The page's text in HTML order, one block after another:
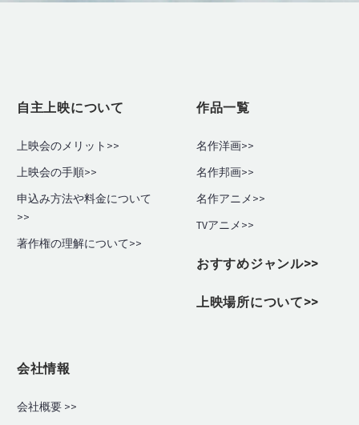
自主上映について
上映会のメリット>>
上映会の手順>>
申込み方法や料金について
>>
著作権の理解について>>
作品一覧
名作洋画>>
名作邦画>>
名作アニメ>>
TVアニメ>>
おすすめジャンル>>
上映場所について>>
会社情報
会社概要 >>